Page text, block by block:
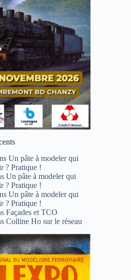
Un pâte à modeler qui
? Pratique !
Un pâte à modeler qui
? Pratique !
Un pâte à modeler qui
? Pratique !
Façades et TCO
Colline Ho sur le réseau